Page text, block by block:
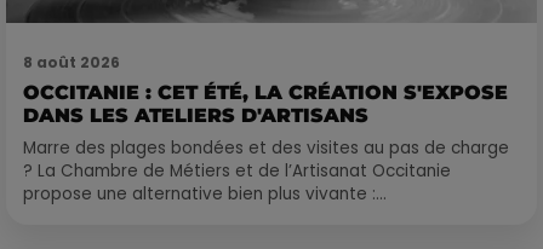
8 août 2026
OCCITANIE : CET ÉTÉ, LA CRÉATION S'EXPOSE
DANS LES ATELIERS D'ARTISANS
Marre des plages bondées et des visites au pas de charge
? La Chambre de Métiers et de l’Artisanat Occitanie
propose une alternative bien plus vivante :...